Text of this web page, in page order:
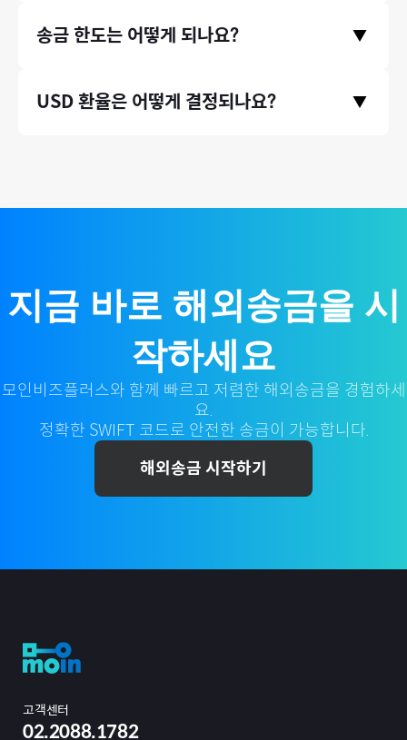
송금 국가와 원하시는 송금액을 입력하고 하단에 수수료 비교 영
있습니다.
송금 한도는 어떻게 되나요? ▼
액 없이 무제한으로 송금할 수 있습니다. (단, 태국 등 일부 국가의
USD 환율은 어떻게 결정되나요? ▼
지금 바로 해외송금을 시
작하세요
모인비즈플러스와 함께 빠르고 저렴한 해외송금을 경험하세
요.
정확한 SWIFT 코드로 안전한 송금이 가능합니다.
해외송금 시작하기
고객센터
02.2088.1782